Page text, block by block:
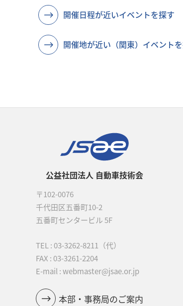
開催日程が近いイベントを探す
開催地が近い（関東）イベント
公益社団法人 自動車技術会
〒102-0076
千代田区五番町10-2
五番町センタービル 5F
TEL : 03-3262-8211
（代）
FAX : 03-3261-2204
E-mail : webmaster@jsae.or.jp
本部・事務局のご案内